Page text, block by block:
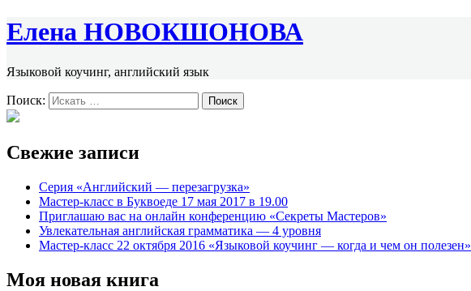
Елена НОВОКШОНОВА
Языковой коучинг, английский язык
Поиск:
Свежие записи
Серия «Английский — перезагрузка»
Мастер-класс в Буквоеде 17 мая 2017 в 19.00
Приглашаю вас на онлайн конференцию «Секреты Мастеров»
Увлекательная английская грамматика — 4 уровня
Мастер-класс 22 октября 2016 «Языковой коучинг — когда и чем он полезен»
Моя новая книга